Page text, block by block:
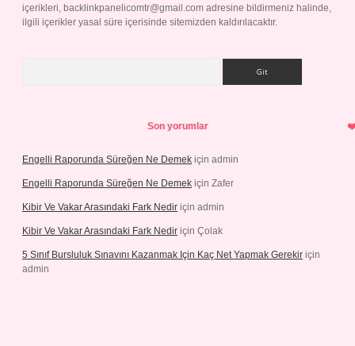
içerikleri, backlinkpanelicomtr@gmail.com adresine bildirmeniz halinde,
ilgili içerikler yasal süre içerisinde sitemizden kaldırılacaktır.
Son yorumlar
Engelli Raporunda Süreğen Ne Demek için admin
Engelli Raporunda Süreğen Ne Demek için Zafer
Kibir Ve Vakar Arasındaki Fark Nedir için admin
Kibir Ve Vakar Arasındaki Fark Nedir için Çolak
5 Sınıf Bursluluk Sınavını Kazanmak Için Kaç Net Yapmak Gerekir için
admin